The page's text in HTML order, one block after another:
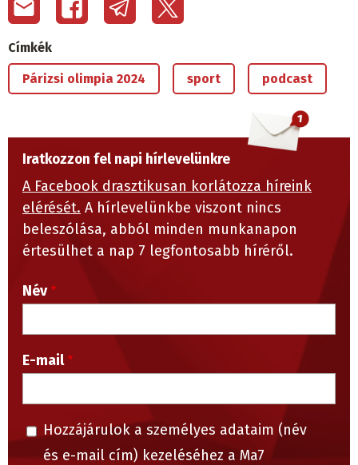
Címkék
Párizsi olimpia 2024 sport podcast
Iratkozzon fel napi hírlevelünkre
A Facebook drasztikusan korlátozza híreink
elérését. A hírlevelünkbe viszont nincs
beleszólása, abból minden munkanapon
értesülhet a nap 7 legfontosabb híréről.
Név
E-mail
Hozzájárulok a személyes adataim (név
és e-mail cím) kezeléséhez a Ma7